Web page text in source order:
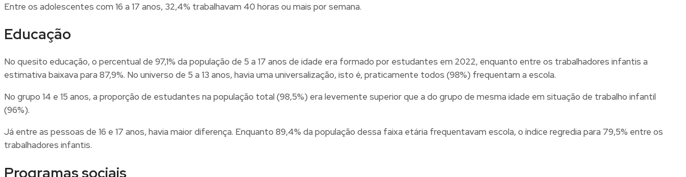
Entre os adolescentes com 16 a 17 anos, 32,4% trabalhavam 40 horas ou mais por semana.
Educação
No quesito educação, o percentual de 97,1% da população de 5 a 17 anos de idade era formado por estudantes em 2022, enquanto entre os trabalhadores infantis a
estimativa baixava para 87,9%. No universo de 5 a 13 anos, havia uma universalização, isto é, praticamente todos (98%) frequentam a escola.
No grupo 14 e 15 anos, a proporção de estudantes na população total (98,5%) era levemente superior que a do grupo de mesma idade em situação de trabalho infantil
(96%).
Já entre as pessoas de 16 e 17 anos, havia maior diferença. Enquanto 89,4% da população dessa faixa etária frequentavam escola, o índice regredia para 79,5% entre os
trabalhadores infantis.
Programas sociais